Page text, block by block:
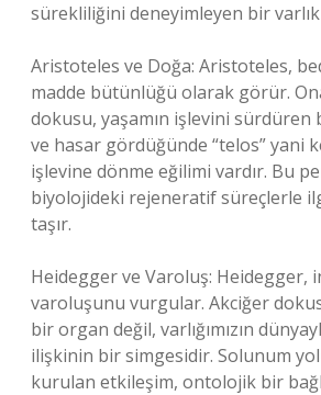
sürekliliğini deneyimleyen bir varlık
Aristoteles ve Doğa: Aristoteles,
madde bütünlüğü olarak görür.
dokusu, yaşamın işlevini
ve hasar gördüğünde “telos” yani
işlevine dönme eğilimi vardır. Bu
biyolojideki rejeneratif süreçlerle
taşır.
Heidegger ve Varoluş: Heidegger,
varoluşunu vurgular. Akciğer
bir organ değil, varlığımızın
ilişkinin bir simgesidir. Solunum
kurulan etkileşim, ontolojik bir